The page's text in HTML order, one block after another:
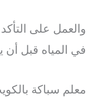
والعمل على
في المياه قبل أن
معلم سباكة